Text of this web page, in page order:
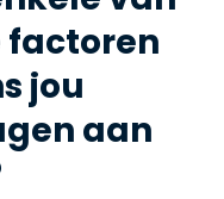
jou
aan